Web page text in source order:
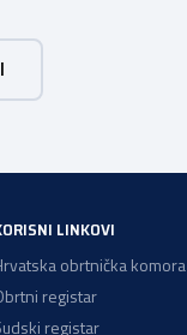
i ljubaznost su
kvalitetan osobni
LINKOVI
obrtnička komora
registar
registar